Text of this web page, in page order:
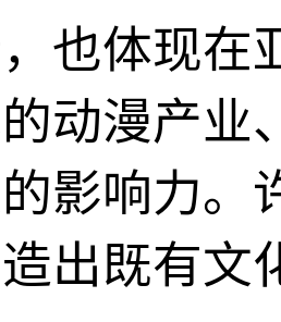
也体现在
动漫产业
影响力。
出既有文